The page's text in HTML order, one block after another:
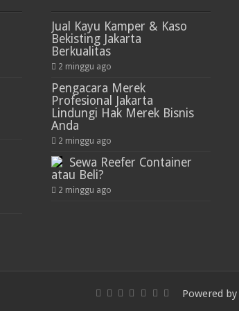
Jual Kayu Kamper & Kaso
Bekisting Jakarta
Berkualitas
2 minggu ago
Pengacara Merek
Profesional Jakarta
Lindungi Hak Merek Bisnis
Anda
2 minggu ago
Sewa Reefer Container
atau Beli?
2 minggu ago
Powered by